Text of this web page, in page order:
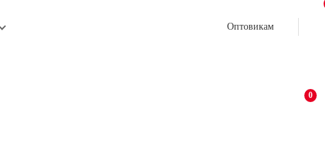
Оптовикам
0